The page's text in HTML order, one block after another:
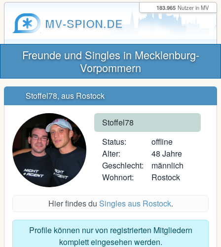
MV-SPION.DE
183.965 Nutzer in MV
Freunde und Singles in Mecklenburg-
Vorpommern
Stoffel78, aus Rostock
Stoffel78
Status:
offline
Alter:
48 Jahre
Geschlecht:
männlich
Wohnort:
Rostock
Hier findes du Singles aus Rostock.
Profile können nur von registrierten Mitgliedern
komplett eingesehen werden.